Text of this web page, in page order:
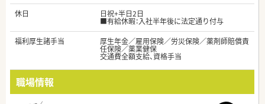
休日
日祝+半日2日
■有給休暇：入社半年後に法定通り付与
福利厚生諸手当
厚生年金／雇用保険／労災保険／薬剤師賠償責
任保険／薬業健保
交通費全額支給、資格手当
職場情報